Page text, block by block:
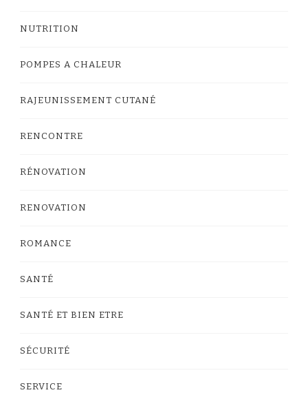
NUTRITION
POMPES A CHALEUR
RAJEUNISSEMENT CUTANÉ
RENCONTRE
RÉNOVATION
RENOVATION
ROMANCE
SANTÉ
SANTÉ ET BIEN ETRE
SÉCURITÉ
SERVICE